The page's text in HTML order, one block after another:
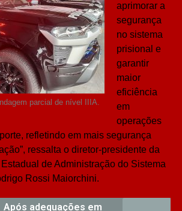
parcial de nível IIIA.
aprimorar a
segurança
no sistema
prisional e
garantir
maior
eficiência
em
operações
refletindo em mais segurança
ressalta o diretor-presidente da
de Administração do Sistema
Rossi Maiorchini.
Após adequações em